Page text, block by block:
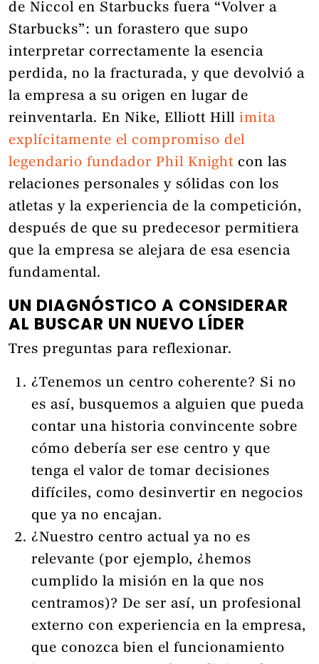
de Niccol en Starbucks fuera “Volver a
Starbucks”: un forastero que supo
interpretar correctamente la esencia
perdida, no la fracturada, y que devolvió a
la empresa a su origen en lugar de
reinventarla. En Nike, Elliott Hill imita
explícitamente el compromiso del
legendario fundador Phil Knight con las
relaciones personales y sólidas con los
atletas y la experiencia de la competición,
después de que su predecesor permitiera
que la empresa se alejara de esa esencia
fundamental.
UN DIAGNÓSTICO A CONSIDERAR
AL BUSCAR UN NUEVO LÍDER
Tres preguntas para reflexionar.
¿Tenemos un centro coherente? Si no
es así, busquemos a alguien que pueda
contar una historia convincente sobre
cómo debería ser ese centro y que
tenga el valor de tomar decisiones
difíciles, como desinvertir en negocios
que ya no encajan.
¿Nuestro centro actual ya no es
relevante (por ejemplo, ¿hemos
cumplido la misión en la que nos
centramos)? De ser así, un profesional
externo con experiencia en la empresa,
que conozca bien el funcionamiento